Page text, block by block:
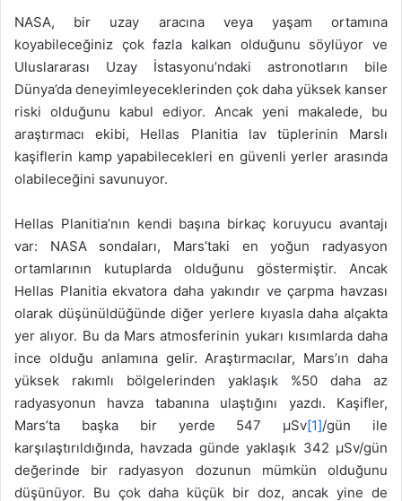
NASA, bir uzay aracına veya yaşam ortamına
koyabileceğiniz çok fazla kalkan olduğunu söylüyor ve
Uluslararası Uzay İstasyonu’ndaki astronotların bile
Dünya’da deneyimleyeceklerinden çok daha yüksek kanser
riski olduğunu kabul ediyor. Ancak yeni makalede, bu
araştırmacı ekibi, Hellas Planitia lav tüplerinin Marslı
kaşiflerin kamp yapabilecekleri en güvenli yerler arasında
olabileceğini savunuyor.
Hellas Planitia’nın kendi başına birkaç koruyucu avantajı
var: NASA sondaları, Mars’taki en yoğun radyasyon
ortamlarının kutuplarda olduğunu göstermiştir. Ancak
Hellas Planitia ekvatora daha yakındır ve çarpma havzası
olarak düşünüldüğünde diğer yerlere kıyasla daha alçakta
yer alıyor. Bu da Mars atmosferinin yukarı kısımlarda daha
ince olduğu anlamına gelir. Araştırmacılar, Mars’ın daha
yüksek rakımlı bölgelerinden yaklaşık %50 daha az
radyasyonun havza tabanına ulaştığını yazdı. Kaşifler,
Mars’ta başka bir yerde 547 μSv[1]/gün ile
karşılaştırıldığında, havzada günde yaklaşık 342 μSv/gün
değerinde bir radyasyon dozunun mümkün olduğunu
düşünüyor. Bu çok daha küçük bir doz, ancak yine de